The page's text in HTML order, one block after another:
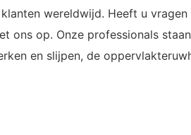
wereldwijd. Heeft u
op. Onze professionals
en slijpen, de